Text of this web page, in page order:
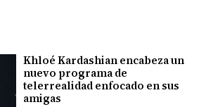
Khloé Kardashian encabeza un
nuevo programa de
telerrealidad enfocado en sus
amigas